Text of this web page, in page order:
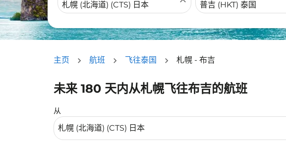
主页 航班 飞往泰国 札幌 - 布吉
未来 180 天内从札幌飞往布吉的航班
从
没有符合您的筛选条件的机票。请调整您的筛选条件。